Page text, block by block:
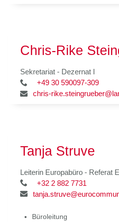
Chris-Rike
Sekretariat - Dezernat I
+49 30 590097-309
chris-
Tanja Struve
Leiterin Europabüro - Referat
+32 2 882 7731
Büroleitung